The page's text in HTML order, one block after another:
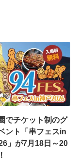
でチケット制のグ
ント「串フェスin
」が7月18日～20